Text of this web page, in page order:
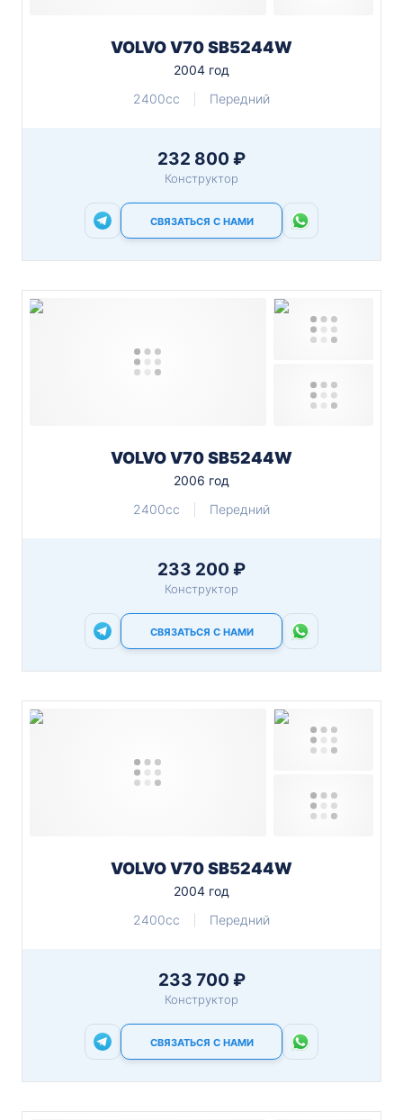
VOLVO V70 SB5244W
2004 год
2400cc
Передний
232 800 ₽
Конструктор
СВЯЗАТЬСЯ С НАМИ
VOLVO V70 SB5244W
2006 год
2400cc
Передний
233 200 ₽
Конструктор
СВЯЗАТЬСЯ С НАМИ
VOLVO V70 SB5244W
2004 год
2400cc
Передний
233 700 ₽
Конструктор
СВЯЗАТЬСЯ С НАМИ